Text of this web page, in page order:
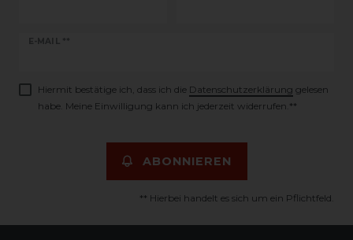
E-MAIL **
Newsletter
Hiermit bestätige ich, dass ich die Daten­schutz­erklärung gelesen
habe. Meine Einwilligung kann ich jederzeit widerrufen.**
ABONNIEREN
** Hierbei handelt es sich um ein Pflichtfeld.